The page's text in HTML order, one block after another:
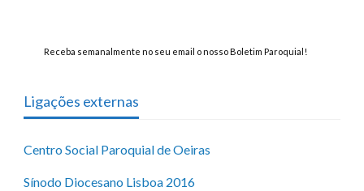
Receba semanalmente no seu email o nosso Boletim Paroquial!
Ligações externas
Centro Social Paroquial de Oeiras
Sínodo Diocesano Lisboa 2016